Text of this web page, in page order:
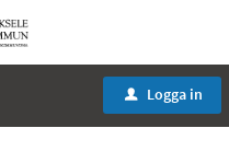
u Logga in